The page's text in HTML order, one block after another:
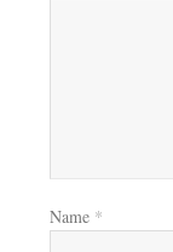
Name *